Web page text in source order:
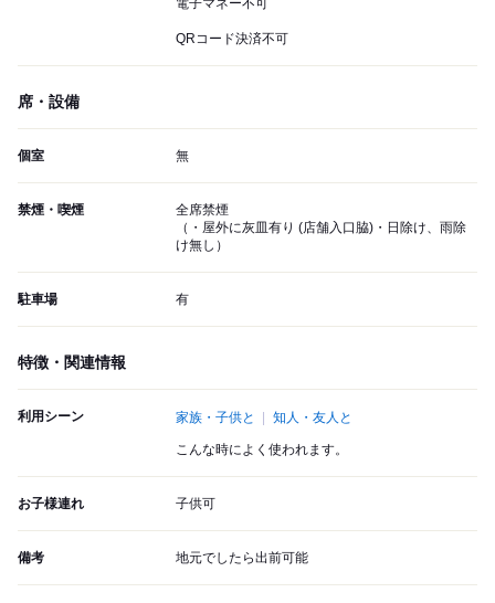
電子マネー不可
QRコード決済不可
席・設備
個室 無
禁煙・喫煙
全席禁煙
（・屋外に灰皿有り (店舗入口脇)・日除け、雨除
け無し）
駐車場 有
特徴・関連情報
利用シーン 家族・子供と 知人・友人と
こんな時によく使われます。
お子様連れ 子供可
備考 地元でしたら出前可能